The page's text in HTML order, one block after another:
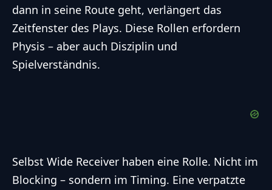
dann in seine Route geht, verlängert das
Zeitfenster des Plays. Diese Rollen erfordern
Physis – aber auch Disziplin und
Spielverständnis.
Selbst Wide Receiver haben eine Rolle. Nicht im
Blocking – sondern im Timing. Eine verpatzte